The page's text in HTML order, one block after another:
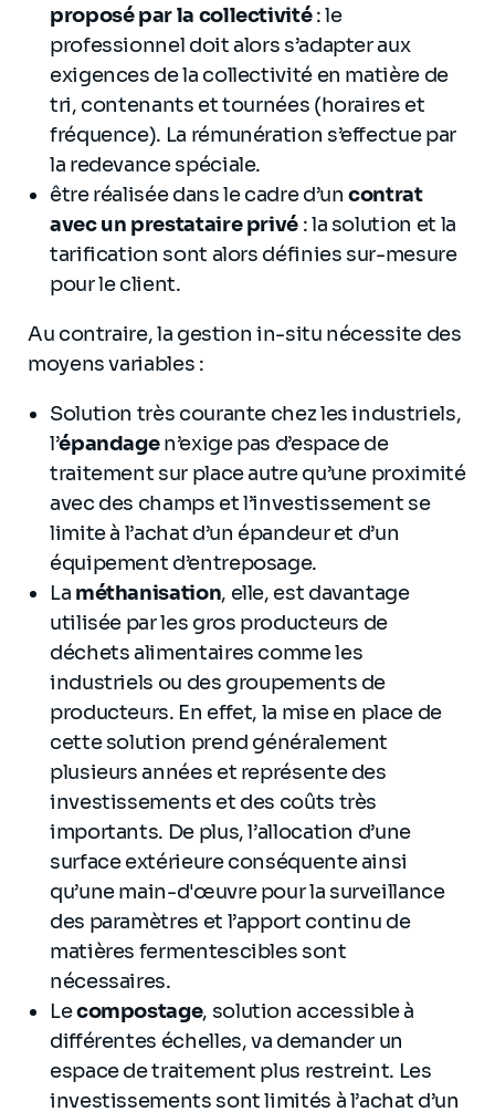
proposé par la collectivité: le
professionnel doit alors s’adapter aux
exigences de la collectivité en matière de
tri, contenants et tournées (horaires et
fréquence). La rémunération s’effectue par
la redevance spéciale.
être réalisée dans le cadre d’uncontrat
avec un prestataire privé : la solution et la
tarification sont alors définies sur-mesure
pour le client.
Au contraire, la gestion in-situ nécessite des
moyens variables :
Solution très courante chez les industriels,
l’épandagen’exige pas d’espace de
traitement sur place autre qu’une proximité
avec des champs et l’investissement se
limite à l’achat d’un épandeur et d’un
équipement d’entreposage.
La méthanisation, elle, est davantage
utilisée par les gros producteurs de
déchets alimentaires comme les
industriels ou des groupements de
producteurs. En effet, la mise en place de
cette solution prend généralement
plusieurs années et représente des
investissements et des coûts très
importants. De plus, l’allocation d’une
surface extérieure conséquente ainsi
qu’une main-d'œuvre pour la surveillance
des paramètres et l’apport continu de
matières fermentescibles sont
nécessaires.
Lecompostage, solution accessible à
différentes échelles, va demander un
espace de traitement plus restreint. Les
investissements sont limités à l’achat d’un